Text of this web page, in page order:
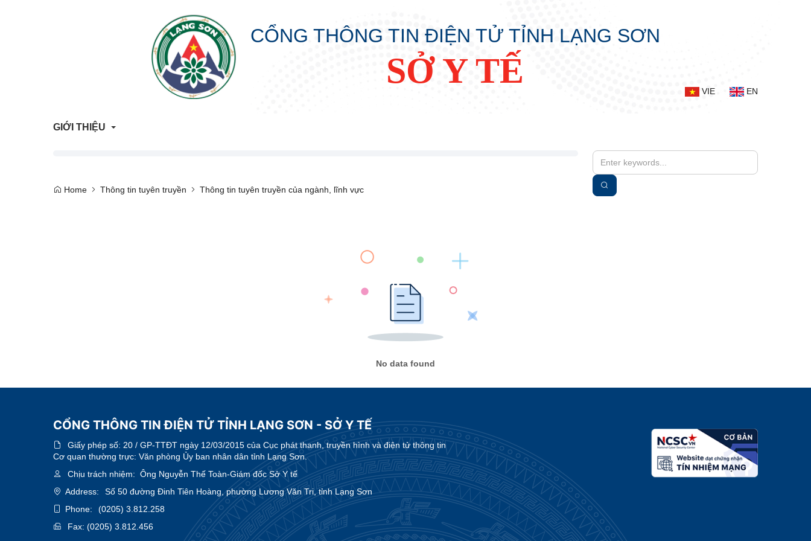
CỔNG THÔNG TIN ĐIỆN TỬ TỈNH LẠNG SƠN
SỞ Y TẾ
VIE EN
GIỚI THIỆU
Home Thông tin tuyên truyền Thông tin tuyên truyền của ngành, lĩnh vực
No data found
CỔNG THÔNG TIN ĐIỆN TỬ TỈNH LẠNG SƠN - SỞ Y TẾ
Giấy phép số: 20 / GP-TTĐT ngày 12/03/2015 của Cục phát thanh, truyền hình và điện tử thông tin
Cơ quan thường trực: Văn phòng Ủy ban nhân dân tỉnh Lạng Sơn.
Chịu trách nhiệm: Ông Nguyễn Thế Toàn-Giám đốc Sở Y tế
Address:
Số 50 đường Đinh Tiên Hoàng, phường Lương Văn Tri, tỉnh Lạng Sơn
Phone:
(0205) 3.812.258
Fax: (0205) 3.812.456